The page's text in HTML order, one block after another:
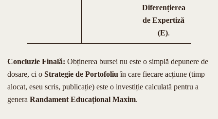
Diferențierea
de Expertiză
(E).
Concluzie Finală: Obținerea bursei nu este o simplă depunere de
dosare, ci o Strategie de Portofoliu în care fiecare acțiune (timp
alocat, eseu scris, publicație) este o investiție calculată pentru a
genera Randament Educațional Maxim.